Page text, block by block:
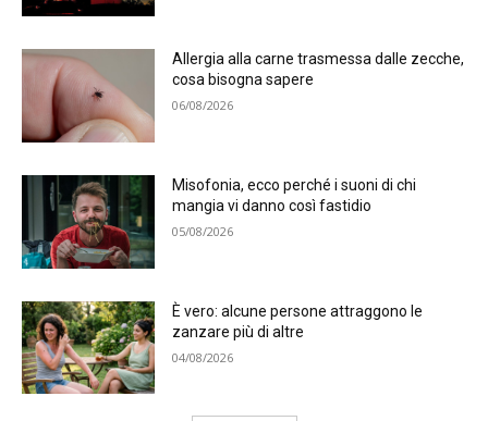
Allergia alla carne trasmessa dalle zecche,
cosa bisogna sapere
06/08/2026
Misofonia, ecco perché i suoni di chi
mangia vi danno così fastidio
05/08/2026
È vero: alcune persone attraggono le
zanzare più di altre
04/08/2026